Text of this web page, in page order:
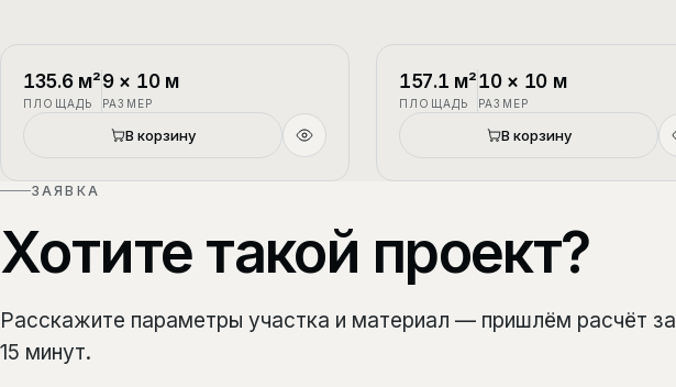
П-1
Новый
135.6м²
ПЛОЩАДЬ
9× 10м
РАЗМЕР
В корзину
П-2
157.1 м²
ПЛОЩАДЬ
10× 10 м
РАЗМЕР
В корзину
ЗАЯВКА
Хотите такой проект?
Расскажите параметры участка и материал — пришлём расчёт за
15 минут.